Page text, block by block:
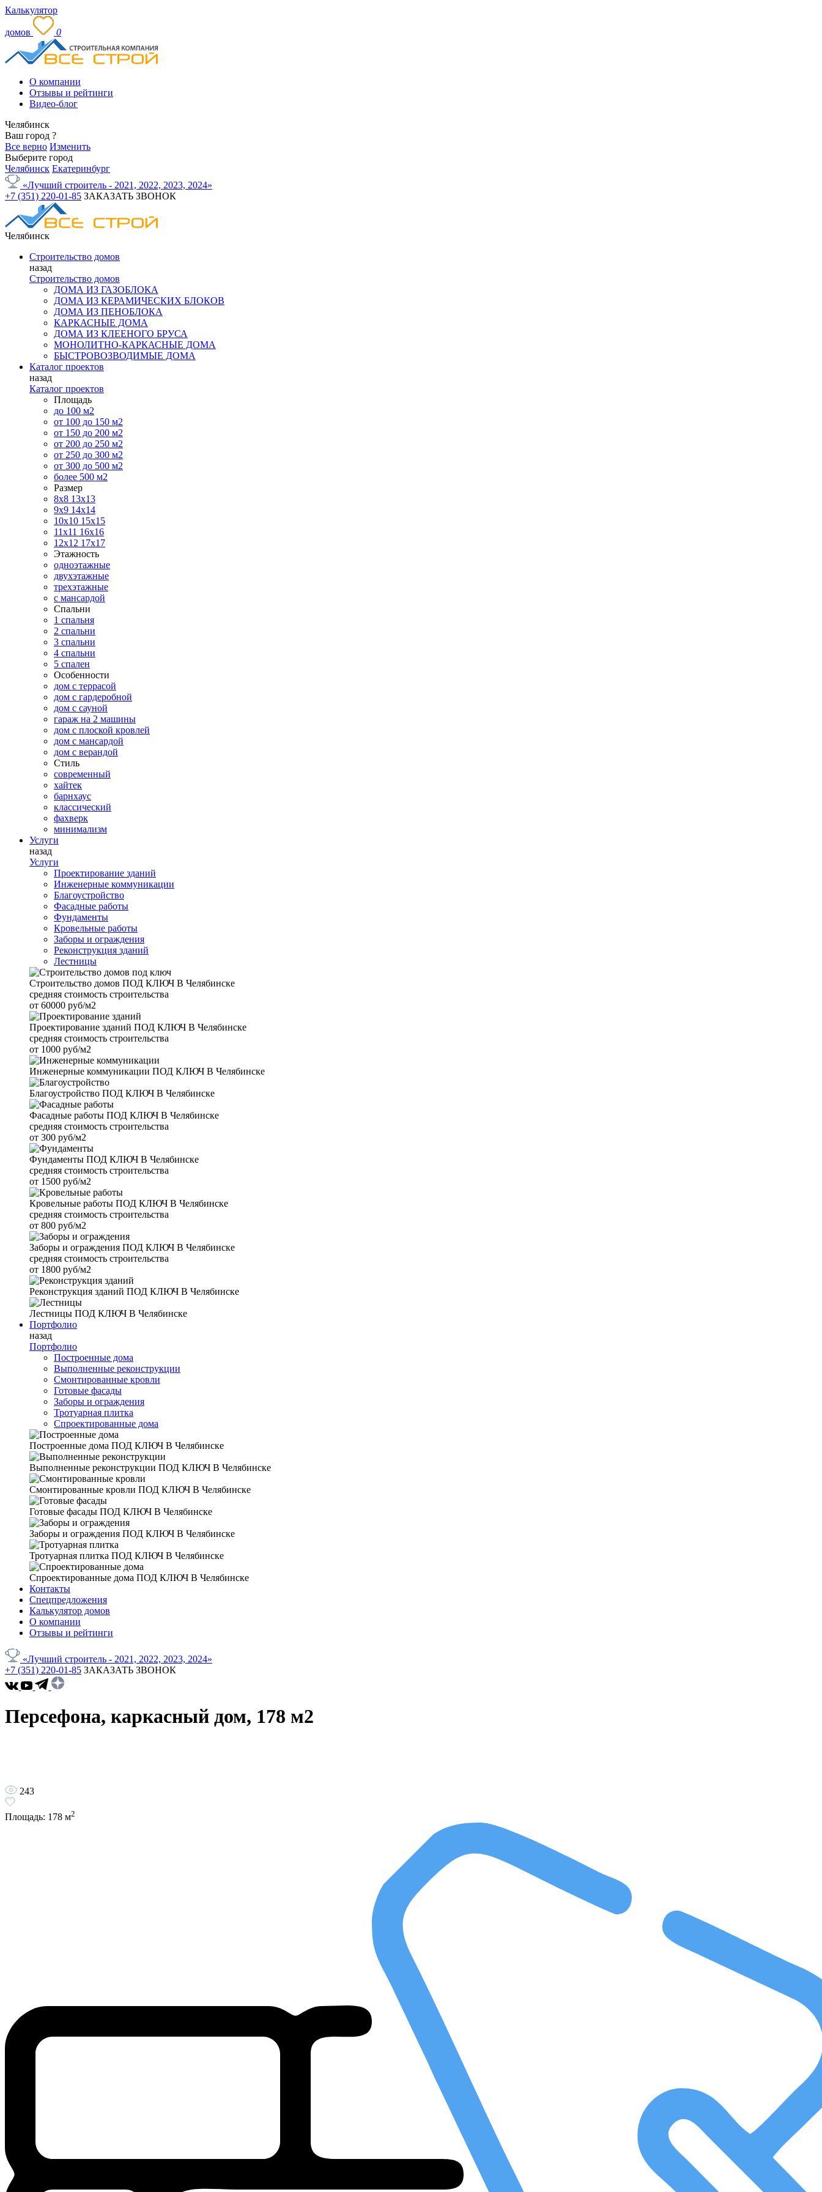
Калькулятор
домов 0
О компании
Отзывы и рейтинги
Видео-блог
Челябинск
Ваш город ?
Все верно Изменить
Выберите город
Челябинск Екатеринбург
«Лучший строитель - 2021, 2022, 2023, 2024»
+7 (351) 220-01-85 ЗАКАЗАТЬ ЗВОНОК
Челябинск
Строительство домов
назад
Строительство домов
ДОМА ИЗ ГАЗОБЛОКА
ДОМА ИЗ КЕРАМИЧЕСКИХ БЛОКОВ
ДОМА ИЗ ПЕНОБЛОКА
КАРКАСНЫЕ ДОМА
ДОМА ИЗ КЛЕЕНОГО БРУСА
МОНОЛИТНО-КАРКАСНЫЕ ДОМА
БЫСТРОВОЗВОДИМЫЕ ДОМА
Каталог проектов
назад
Каталог проектов
Площадь
до 100 м2
от 100 до 150 м2
от 150 до 200 м2
от 200 до 250 м2
от 250 до 300 м2
от 300 до 500 м2
более 500 м2
Размер
8х8 13х13
9х9 14х14
10х10 15х15
11x11 16х16
12х12 17х17
Этажность
одноэтажные
двухэтажные
трехэтажные
с мансардой
Спальни
1 спальня
2 спальни
3 спальни
4 спальни
5 спален
Особенности
дом с террасой
дом с гардеробной
дом с сауной
гараж на 2 машины
дом с плоской кровлей
дом с мансардой
дом с верандой
Стиль
современный
хайтек
барнхаус
классический
фахверк
минимализм
Услуги
назад
Услуги
Проектирование зданий
Инженерные коммуникации
Благоустройство
Фасадные работы
Фундаменты
Кровельные работы
Заборы и ограждения
Реконструкция зданий
Лестницы
Строительство домов ПОД КЛЮЧ В Челябинске
средняя стоимость строительства
от 60000 руб/м2
Проектирование зданий ПОД КЛЮЧ В Челябинске
средняя стоимость строительства
от 1000 руб/м2
Инженерные коммуникации ПОД КЛЮЧ В Челябинске
Благоустройство ПОД КЛЮЧ В Челябинске
Фасадные работы ПОД КЛЮЧ В Челябинске
средняя стоимость строительства
от 300 руб/м2
Фундаменты ПОД КЛЮЧ В Челябинске
средняя стоимость строительства
от 1500 руб/м2
Кровельные работы ПОД КЛЮЧ В Челябинске
средняя стоимость строительства
от 800 руб/м2
Заборы и ограждения ПОД КЛЮЧ В Челябинске
средняя стоимость строительства
от 1800 руб/м2
Реконструкция зданий ПОД КЛЮЧ В Челябинске
Лестницы ПОД КЛЮЧ В Челябинске
Портфолио
назад
Портфолио
Построенные дома
Выполненные реконструкции
Смонтированные кровли
Готовые фасады
Заборы и ограждения
Тротуарная плитка
Спроектированные дома
Построенные дома ПОД КЛЮЧ В Челябинске
Выполненные реконструкции ПОД КЛЮЧ В Челябинске
Смонтированные кровли ПОД КЛЮЧ В Челябинске
Готовые фасады ПОД КЛЮЧ В Челябинске
Заборы и ограждения ПОД КЛЮЧ В Челябинске
Тротуарная плитка ПОД КЛЮЧ В Челябинске
Спроектированные дома ПОД КЛЮЧ В Челябинске
Контакты
Спецпредложения
Калькулятор домов
О компании
Отзывы и рейтинги
«Лучший строитель - 2021, 2022, 2023, 2024»
+7 (351) 220-01-85 ЗАКАЗАТЬ ЗВОНОК
Персефона, каркасный дом, 178 м2
243
Площадь: 178 м2